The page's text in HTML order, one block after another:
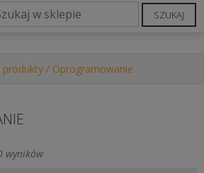
SZUKAJ
produkty / Oprogramowanie
wynikówPosortowane